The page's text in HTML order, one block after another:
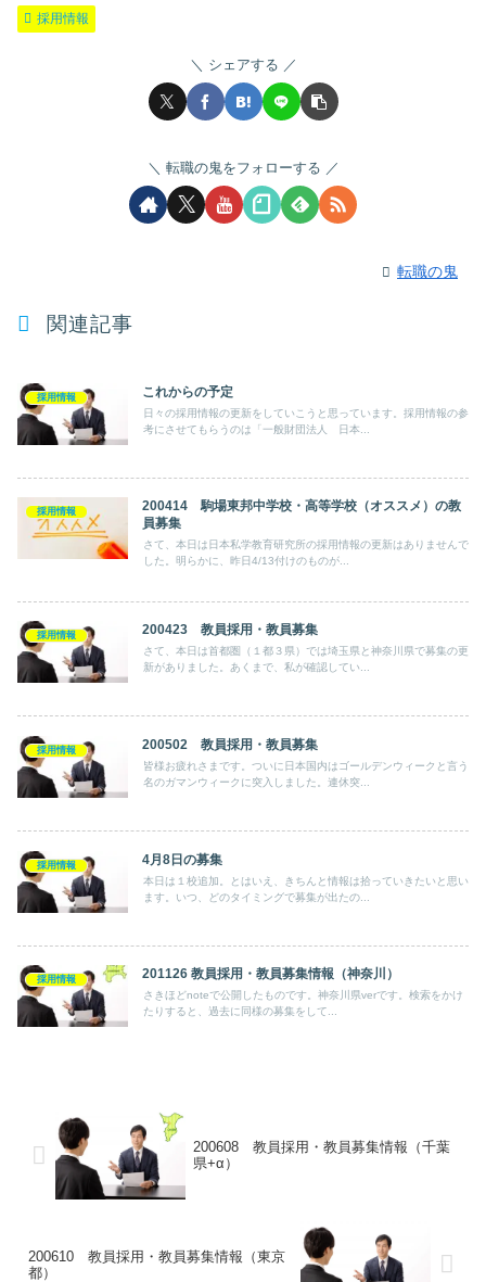
採用情報
シェアする
転職の鬼をフォローする
転職の鬼
関連記事
採用情報 これからの予定
日々の採用情報の更新をしていこうと思っています。採用情報の参
考にさせてもらうのは「一般財団法人 日本...
採用情報
200414 駒場東邦中学校・高等学校（オススメ）の教
員募集
さて、本日は日本私学教育研究所の採用情報の更新はありませんで
した。明らかに、昨日4/13付けのものが...
採用情報 200423 教員採用・教員募集
さて、本日は首都圏（１都３県）では埼玉県と神奈川県で募集の更
新がありました。あくまで、私が確認してい...
採用情報 200502 教員採用・教員募集
皆様お疲れさまです。ついに日本国内はゴールデンウィークと言う
名のガマンウィークに突入しました。連休突...
採用情報 4月8日の募集
本日は１校追加。とはいえ、きちんと情報は拾っていきたいと思い
ます。いつ、どのタイミングで募集が出たの...
採用情報 201126 教員採用・教員募集情報（神奈川）
さきほどnoteで公開したものです。神奈川県verです。検索をかけ
たりすると、過去に同様の募集をして...
200608 教員採用・教員募集情報（千葉
県+α）
200610 教員採用・教員募集情報（東京
都）